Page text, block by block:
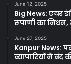
June 12, 2025
Big News: एयर
रूपाणी का
June 27, 2025
Kanpur News:
व्यापारियों ने